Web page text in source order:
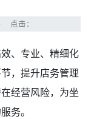
点击：
、专业、精细化
，提升店务管理
经营风险，为坐
务。